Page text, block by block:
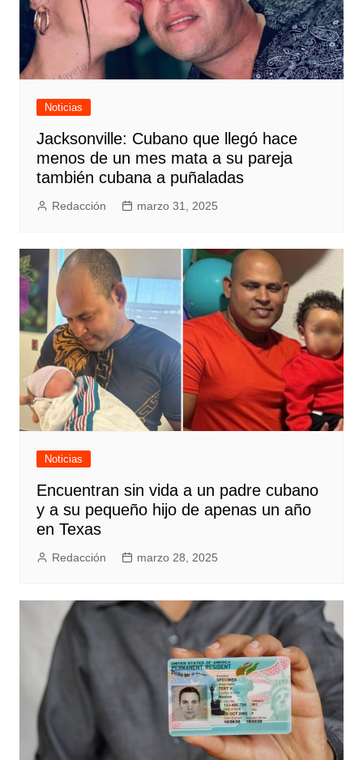
Noticias
Jacksonville: Cubano que llegó hace
menos de un mes mata a su pareja
también cubana a puñaladas
Redacción marzo 31, 2025
Noticias
Encuentran sin vida a un padre cubano
y a su pequeño hijo de apenas un año
en Texas
Redacción marzo 28, 2025